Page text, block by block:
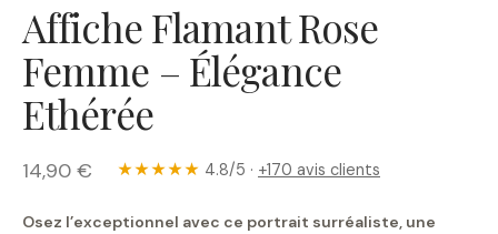
Affiche Flamant Rose
Femme – Élégance
Ethérée
14,90 € ★★★★★ 4.8/5 · +170 avis clients
Osez l’exceptionnel avec ce portrait surréaliste, une